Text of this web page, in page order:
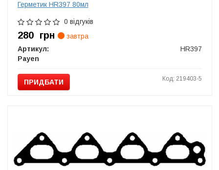
Герметик HR397 80мл
0 відгуків
280 грн
завтра
Артикул:
HR397
Payen
ПРИДБАТИ Код: 219403-5